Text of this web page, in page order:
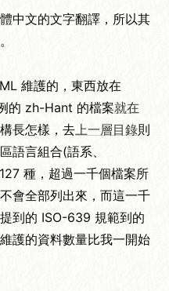
中文的文字翻譯，所以其
維護的，東西放在
的 zh-Hant 的檔案就在
長怎樣，去 上一層目錄則
語言組合(語系、
種，超過一千個檔案所
會全部列出來，而這一千
到的 ISO-639 規範到的
護的資料數量比我一開始